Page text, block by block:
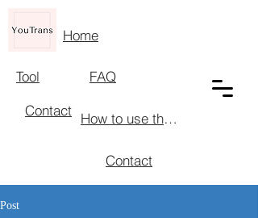
Home
Tool
FAQ
Contact
How to use the tool
Contact
Post